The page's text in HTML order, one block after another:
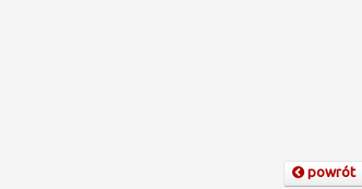
powrót